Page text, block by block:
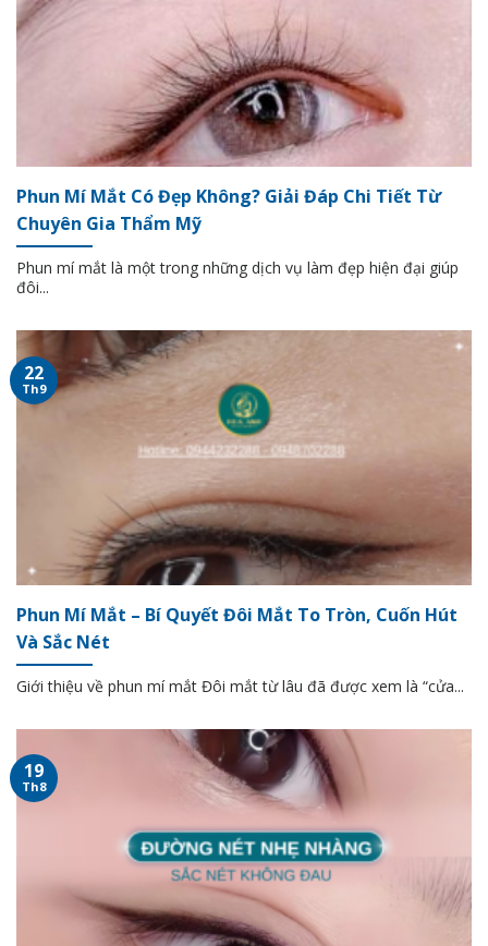
Phun Mí Mắt Có Đẹp Không? Giải Đáp Chi Tiết Từ
Chuyên Gia Thẩm Mỹ
Phun mí mắt là một trong những dịch vụ làm đẹp hiện đại giúp
đôi...
Phun Mí Mắt – Bí Quyết Đôi Mắt To Tròn, Cuốn Hút
Và Sắc Nét
Giới thiệu về phun mí mắt Đôi mắt từ lâu đã được xem là “cửa...
22
Th9
19
Th8